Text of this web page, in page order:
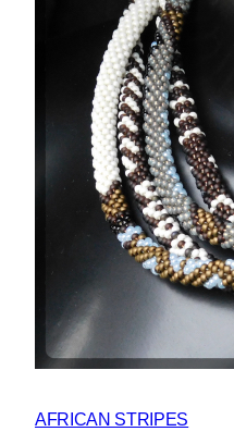
AFRICAN STRIPES